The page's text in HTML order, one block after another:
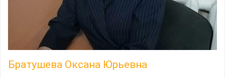
Братушева Оксана Юрьевна